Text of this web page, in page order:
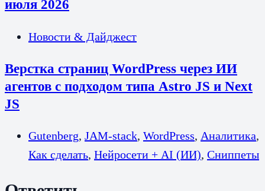
июля 2026
Новости & Дайджест
Верстка страниц WordPress через ИИ
агентов с подходом типа Astro JS и Next
JS
Gutenberg, JAM-stack, WordPress, Аналитика,
Как сделать, Нейросети + AI (ИИ), Сниппеты